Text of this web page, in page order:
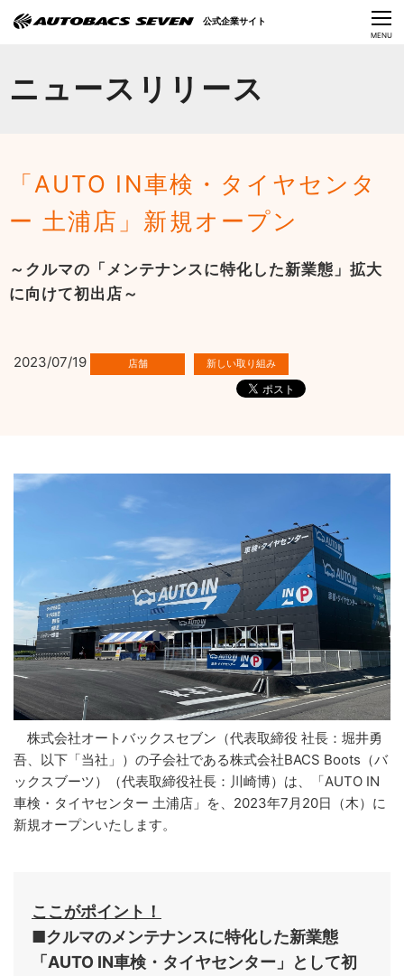
CLOSE
MENU
ニュースリリース
「AUTO IN車検・タイヤセンタ
ー 土浦店」新規オープン
～クルマの「メンテナンスに特化した新業態」拡大
に向けて初出店～
2023/07/19
株式会社オートバックスセブン（代表取締役 社長：堀井勇
吾、以下「当社」）の子会社である株式会社BACS Boots（バ
ックスブーツ）（代表取締役社長：川崎博）は、「AUTO IN
車検・タイヤセンター 土浦店」を、2023年7月20日（木）に
新規オープンいたします。
ここがポイント！
■クルマのメンテナンスに特化した新業態
「AUTO IN車検・タイヤセンター」として初
公式企業サイト
サステナビリティ
採用情報
Language